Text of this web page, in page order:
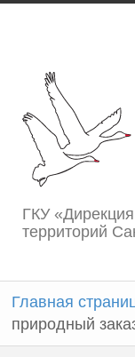
ГКУ
территорий
Главная
природный